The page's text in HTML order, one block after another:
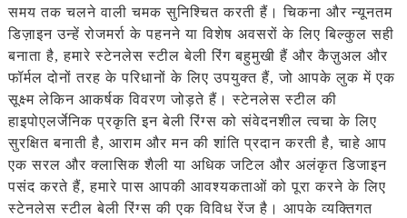
समय तक चलने वाली चमक सुनिश्चित करती हैं। चिकना और न्यूनतम
डिज़ाइन उन्हें रोजमर्रा के पहनने या विशेष अवसरों के लिए बिल्कुल सही
बनाता है, हमारे स्टेनलेस स्टील बेली रिंग बहुमुखी हैं और कैज़ुअल और
फॉर्मल दोनों तरह के परिधानों के लिए उपयुक्त हैं, जो आपके लुक में एक
सूक्ष्म लेकिन आकर्षक विवरण जोड़ते हैं। स्टेनलेस स्टील की
हाइपोएलर्जेनिक प्रकृति इन बेली रिंग्स को संवेदनशील त्वचा के लिए
सुरक्षित बनाती है, आराम और मन की शांति प्रदान करती है, चाहे आप
एक सरल और क्लासिक शैली या अधिक जटिल और अलंकृत डिजाइन
पसंद करते हैं, हमारे पास आपकी आवश्यकताओं को पूरा करने के लिए
स्टेनलेस स्टील बेली रिंग्स की एक विविध रेंज है। आपके व्यक्तिगत